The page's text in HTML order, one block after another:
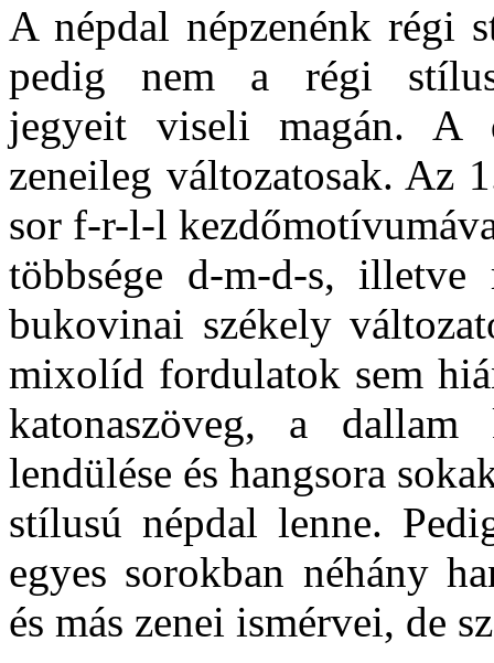
A népdal népzenénk régi
pedig nem a régi stílus
jegyeit viseli magán. A
zeneileg változatosak. Az
sor f-r-l-l
többsége d-m-d-s,
bukovinai székely
mixolíd fordulatok sem
katonaszöveg, a dallam
lendülése és hangsora
stílusú népdal lenne.
egyes sorokban néhány
és más zenei ismérvei, de